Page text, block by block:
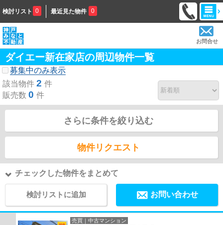
検討リスト 0 最近見た物件 0
お問合せ
ダイエー新在家店の周辺物件一覧
募集中のみ表示
該当物件 2 件
販売数 0 件
さらに条件を絞り込む
物件リクエスト
チェックした物件をまとめて
検討リストに追加 お問い合わせ
売買｜中古マンション